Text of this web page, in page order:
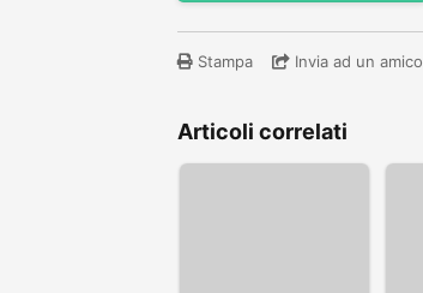
Stampa Invia ad un amico
Articoli correlati